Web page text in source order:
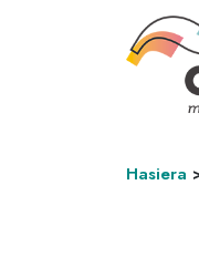
Hasiera